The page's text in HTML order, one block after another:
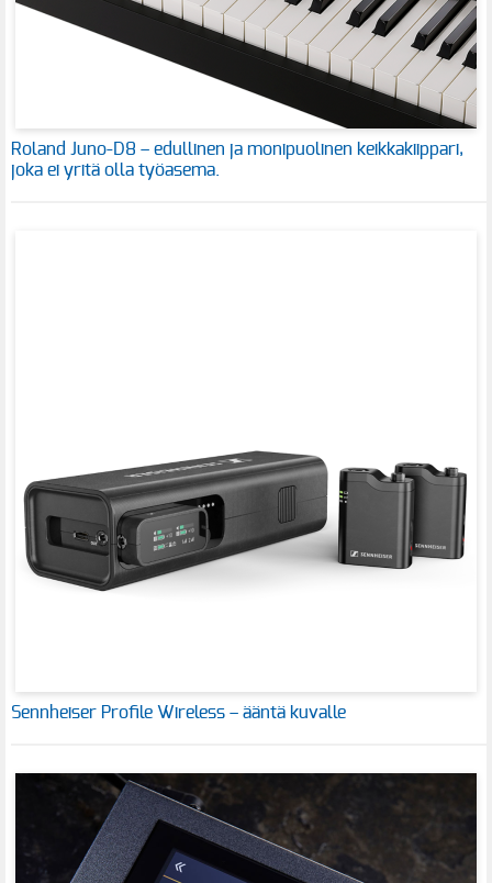
Roland Juno-D8 – edullinen ja monipuolinen keikkakiippari,
joka ei yritä olla työasema.
Sennheiser Profile Wireless – ääntä kuvalle